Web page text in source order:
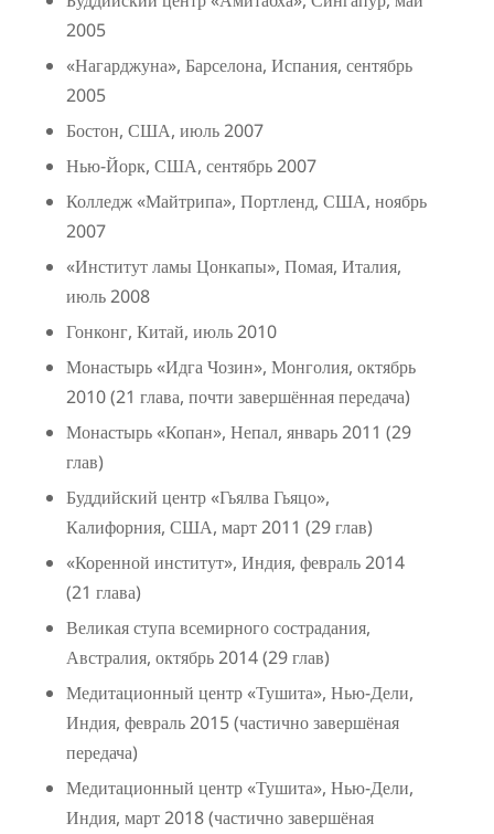
2005
«Нагарджуна», Барселона, Испания, сентябрь
2005
Бостон, США, июль 2007
Нью-Йорк, США, сентябрь 2007
Колледж «Майтрипа», Портленд, США, ноябрь
2007
«Институт ламы Цонкапы», Помая, Италия,
июль 2008
Гонконг, Китай, июль 2010
Монастырь «Идга Чозин», Монголия, октябрь
2010 (21 глава, почти завершённая передача)
Монастырь «Копан», Непал, январь 2011 (29
глав)
Буддийский центр «Гьялва Гьяцо»,
Калифорния, США, март 2011 (29 глав)
«Коренной институт», Индия, февраль 2014
(21 глава)
Великая ступа всемирного сострадания,
Австралия, октябрь 2014 (29 глав)
Медитационный центр «Тушита», Нью-Дели,
Индия, февраль 2015 (частично завершёная
передача)
Медитационный центр «Тушита», Нью-Дели,
Индия, март 2018 (частично завершёная